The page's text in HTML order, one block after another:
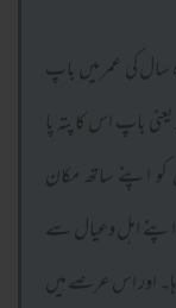
سال کی عمر میں باپ
باپ اس کا پتہ پا
اپنے ساتھ مکان
اہل وعیال سے
باپ 8یا 9 سال زندہ رہا۔ اور اس عرصے میں